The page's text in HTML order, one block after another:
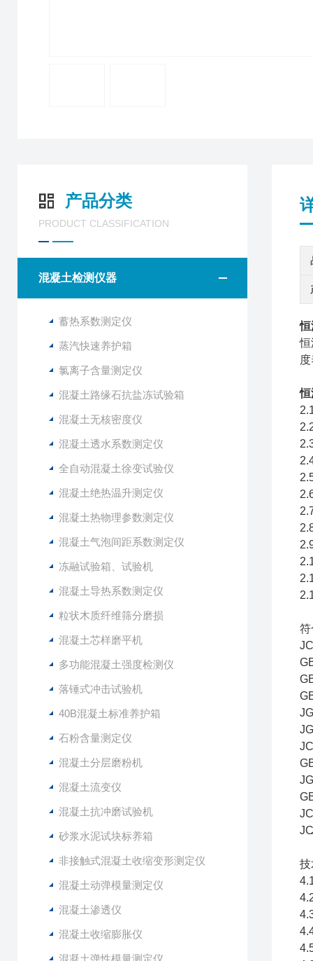
产品分类
PRODUCT CLASSIFICATION
混凝土检测仪器
蓄热系数测定仪
蒸汽快速养护箱
氯离子含量测定仪
混凝土路缘石抗盐冻试验箱
混凝土无核密度仪
混凝土透水系数测定仪
全自动混凝土徐变试验仪
混凝土绝热温升测定仪
混凝土热物理参数测定仪
混凝土气泡间距系数测定仪
冻融试验箱、试验机
混凝土导热系数测定仪
粒状木质纤维筛分磨损
混凝土芯样磨平机
多功能混凝土强度检测仪
落锤式冲击试验机
40B混凝土标准养护箱
石粉含量测定仪
混凝土分层磨粉机
混凝土流变仪
混凝土抗冲磨试验机
砂浆水泥试块标养箱
非接触式混凝土收缩变形测定仪
混凝土动弹模量测定仪
混凝土渗透仪
混凝土收缩膨胀仪
混凝土弹性模量测定仪
恒
恒
恒
符
技